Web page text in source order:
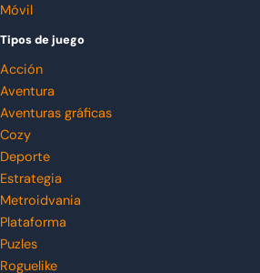
Móvil
Tipos de juego
Acción
Aventura
Aventuras gráficas
Cozy
Deporte
Estrategia
Metroidvania
Plataforma
Puzles
Roguelike